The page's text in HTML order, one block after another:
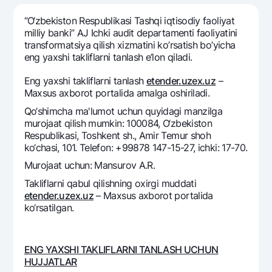
Hamma uchun USD uchun
Talab qilib olinguncha USD
Oltin omonat
NBU’dan oltin quymalar
Kumush omonat
UzCard/HUMO
Visa
Visa FIFA
Ish haqi
Garmin pay
Eskrou hisobvarag‘i
Tariflar
Aksiyalar
Milliy mobil ilovasi
Ko'p beriladigan savollar
Sayt bo‘yicha qidiring
Ko'p beriladigan savollar
Matbuot markazi
“O‘zbеkiston Rеspublikasi Tashqi iqtisodiy faoliyat
milliy banki” AJ Ichki audit departamenti faoliyatini
transformatsiya qilish xizmatini ko’rsatish bo’yicha
eng yaxshi takliflarni tanlash e’lon qiladi.
Eng yaxshi takliflarni tanlash etender.uzex.uz –
Maxsus axborot portalida amalga oshiriladi.
Qo‘shimcha ma'lumot uchun quyidagi manzilga
murojaat qilish mumkin: 100084, O‘zbekiston
Respublikasi, Toshkent sh., Amir Temur shoh
ko‘chasi, 101. Telefon: +99878 147-15-27, ichki: 17-70.
Murojaat uchun: Mansurov A.R.
Takliflarni qabul qilishning oxirgi muddati
etender.uzex.uz – Maxsus axborot portalida
ko‘rsatilgan.
ENG YAXSHI TAKLIFLARNI TANLASH UCHUN
HUJJATLAR